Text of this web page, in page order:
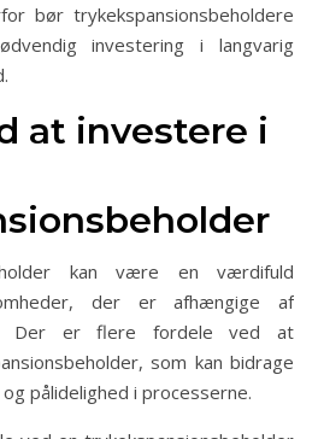
bør trykekspansionsbeholdere
investering i langvarig
at investere i
kan være en værdifuld
der er afhængige af
Der er flere fordele ved at
som kan bidrage
pålidelighed i processerne.